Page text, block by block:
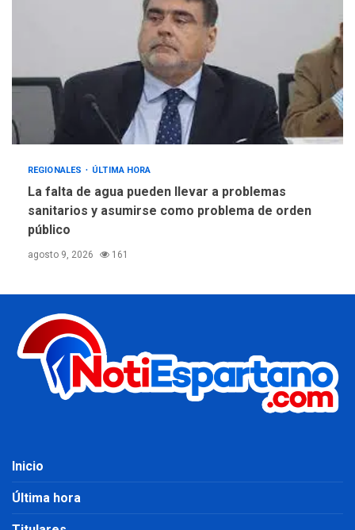
REGIONALES ÚLTIMA HORA
La falta de agua pueden llevar a problemas
sanitarios y asumirse como problema de orden
público
agosto 9, 2026 161
Inicio
Última hora